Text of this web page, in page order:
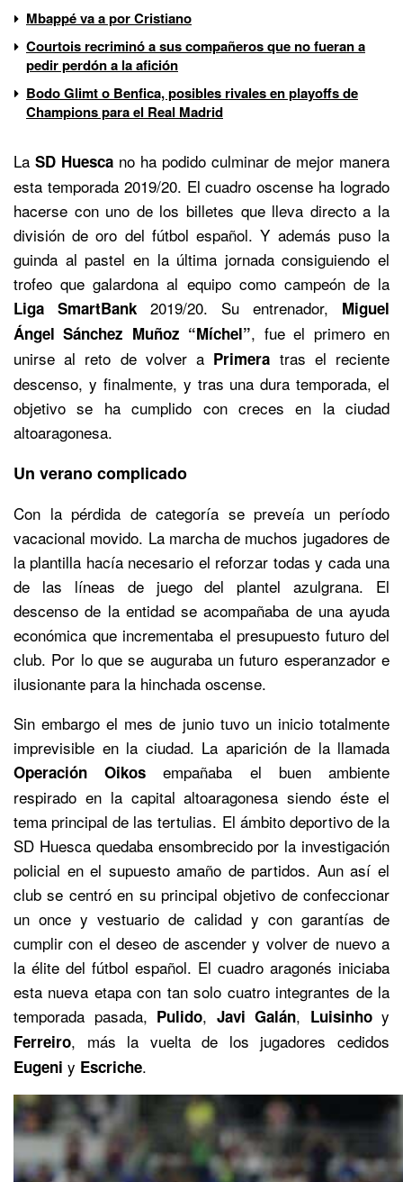
Mbappé va a por Cristiano
Courtois recriminó a sus compañeros que no fueran a
pedir perdón a la afición
Bodo Glimt o Benfica, posibles rivales en playoffs de
Champions para el Real Madrid
La SD Huesca no ha podido culminar de mejor manera
esta temporada 2019/20. El cuadro oscense ha logrado
hacerse con uno de los billetes que lleva directo a la
división de oro del fútbol español. Y además puso la
guinda al pastel en la última jornada consiguiendo el
trofeo que galardona al equipo como campeón de la
Liga SmartBank 2019/20. Su entrenador, Miguel
Ángel Sánchez Muñoz “Míchel”, fue el primero en
unirse al reto de volver a Primera tras el reciente
descenso, y finalmente, y tras una dura temporada, el
objetivo se ha cumplido con creces en la ciudad
altoaragonesa.
Un verano complicado
Con la pérdida de categoría se preveía un período
vacacional movido. La marcha de muchos jugadores de
la plantilla hacía necesario el reforzar todas y cada una
de las líneas de juego del plantel azulgrana. El
descenso de la entidad se acompañaba de una ayuda
económica que incrementaba el presupuesto futuro del
club. Por lo que se auguraba un futuro esperanzador e
ilusionante para la hinchada oscense.
Sin embargo el mes de junio tuvo un inicio totalmente
imprevisible en la ciudad. La aparición de la llamada
Operación Oikos empañaba el buen ambiente
respirado en la capital altoaragonesa siendo éste el
tema principal de las tertulias. El ámbito deportivo de la
SD Huesca quedaba ensombrecido por la investigación
policial en el supuesto amaño de partidos. Aun así el
club se centró en su principal objetivo de confeccionar
un once y vestuario de calidad y con garantías de
cumplir con el deseo de ascender y volver de nuevo a
la élite del fútbol español. El cuadro aragonés iniciaba
esta nueva etapa con tan solo cuatro integrantes de la
temporada pasada, Pulido, Javi Galán, Luisinhoy
Ferreiro, más la vuelta de los jugadores cedidos
Eugeni y Escriche.